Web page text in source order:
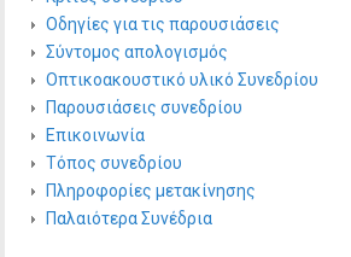
Οδηγίες για τις παρουσιάσεις
Σύντομος απολογισμός
Οπτικοακουστικό υλικό Συνεδρίου
Παρουσιάσεις συνεδρίου
Επικοινωνία
Τόπος συνεδρίου
Πληροφορίες μετακίνησης
Παλαιότερα Συνέδρια